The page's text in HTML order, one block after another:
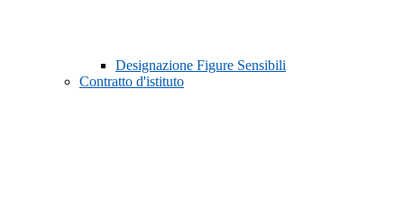
Designazione Figure Sensibili
Contratto d'istituto